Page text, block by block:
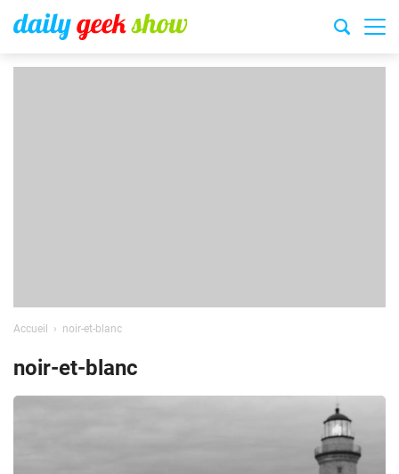
Accueil noir-et-blanc
noir-et-blanc